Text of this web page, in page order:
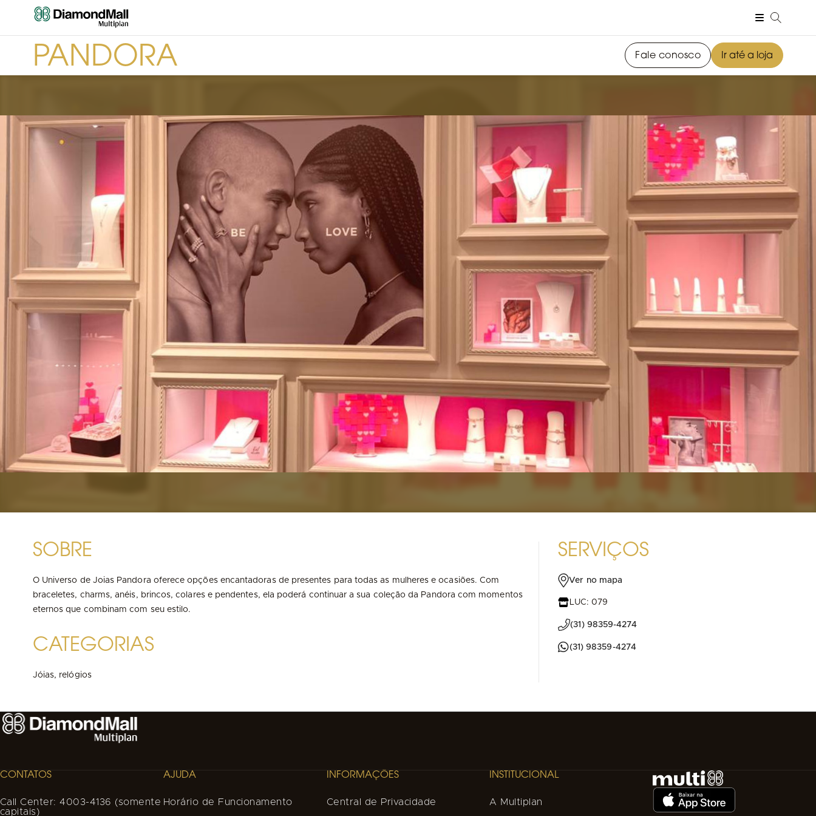
PANDORA Fale conosco Ir até a loja
SOBRE
O Universo de Joias Pandora oferece opções encantadoras de presentes para todas as mulheres e ocasiões. Com
braceletes, charms, anéis, brincos, colares e pendentes, ela poderá continuar a sua coleção da Pandora com momentos
eternos que combinam com seu estilo.
CATEGORIAS
Jóias, relógios
SERVIÇOS
Ver no mapa
LUC: 079
(31) 98359-4274
(31) 98359-4274
CONTATOS
Call Center: 4003-4136 (somente
capitais)
AJUDA
Horário de Funcionamento
INFORMAÇÕES
Central de Privacidade
INSTITUCIONAL
A Multiplan